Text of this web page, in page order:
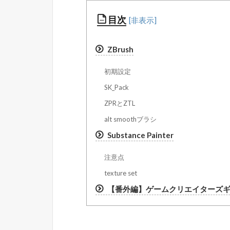
目次
ZBrush
初期設定
SK_Pack
ZPRとZTL
alt smoothブラシ
Substance Painter
注意点
texture set
【番外編】ゲームクリエイターズ